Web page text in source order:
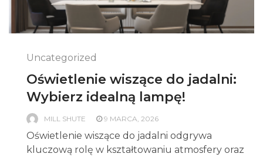
Uncategorized
Oświetlenie wiszące do jadalni:
Wybierz idealną lampę!
MILL SHUTE 9 MARCA, 2026
Oświetlenie wiszące do jadalni odgrywa
kluczową rolę w kształtowaniu atmosfery oraz